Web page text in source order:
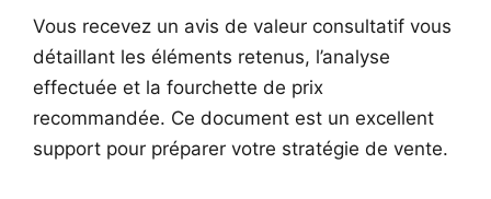
Vous recevez un avis de valeur consultatif vous
détaillant les éléments retenus, l’analyse
effectuée et la fourchette de prix
recommandée. Ce document est un excellent
support pour préparer votre stratégie de vente.